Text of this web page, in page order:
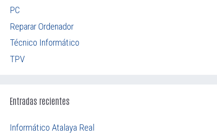
PC
Reparar Ordenador
Técnico Informático
TPV
Entradas recientes
Informático Atalaya Real